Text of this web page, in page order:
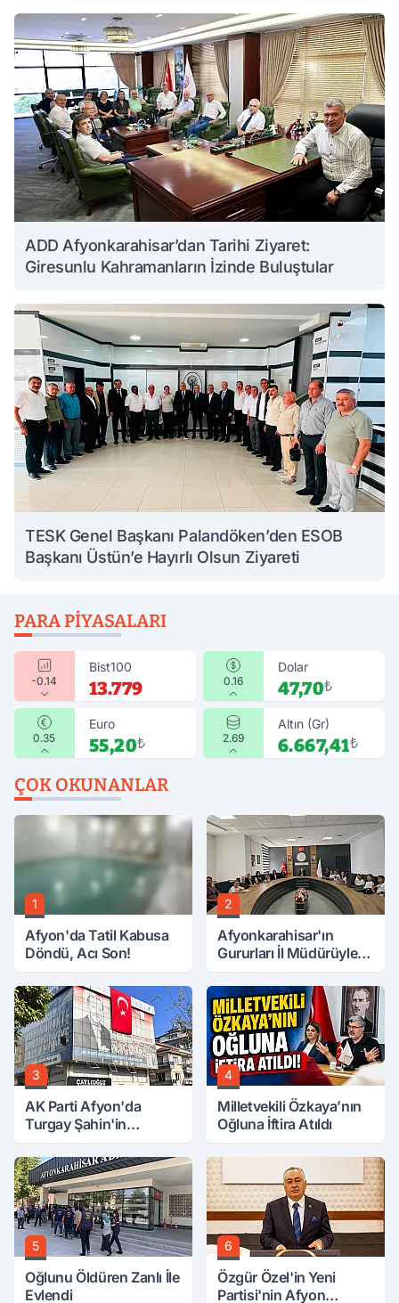
ADD Afyonkarahisar’dan Tarihi Ziyaret:
Giresunlu Kahramanların İzinde Buluştular
TESK Genel Başkanı Palandöken’den ESOB
Başkanı Üstün’e Hayırlı Olsun Ziyareti
PARA PIYASALARI
-0.14
Bist100
13.779 0.16
Dolar
47,70₺
0.35
Euro
55,20₺ 2.69
Altın (Gr)
6.667,41₺
ÇOK OKUNANLAR
1
Afyon'da Tatil Kabusa
Döndü, Acı Son!
2
Afyonkarahisar'ın
Gururları İl Müdürüyle
3
AK Parti Afyon'da
Turgay Şahin'in
4
Milletvekili Özkaya’nın
Oğluna İftira Atıldı
5
Oğlunu Öldüren Zanlı İle
Evlendi
6
Özgür Özel'in Yeni
Partisi'nin Afyon